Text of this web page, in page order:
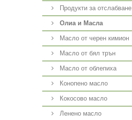
Продукти за отслабване
Олиа и Масла
Масло от черен кимион
Масло от бял трън
Масло от облепиха
Конопено масло
Кокосово масло
Ленено масло